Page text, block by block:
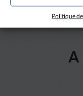
Politique
A